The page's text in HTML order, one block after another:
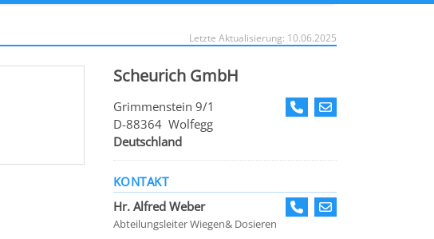
Letzte Aktualisierung: 10.06.2025
Scheurich GmbH
Grimmenstein 9/1
D-88364 Wolfegg
Deutschland
KONTAKT
Hr. Alfred Weber
Abteilungsleiter Wiegen& Dosieren